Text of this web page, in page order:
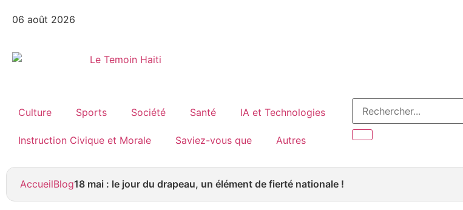
06 août 2026
Culture Sports Société Santé IA et Technologies
Instruction Civique et Morale Saviez-vous que Autres
AccueilBlog18 mai : le jour du drapeau, un élément de fierté nationale !